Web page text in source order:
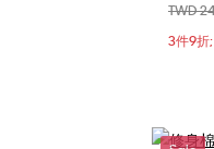
L
價格扣
TWD
3件9折